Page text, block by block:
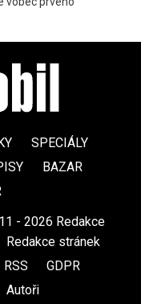
SPECIÁLY
BAZAR
- 2026 Redakce
Redakce stránek
RSS GDPR
Autoři